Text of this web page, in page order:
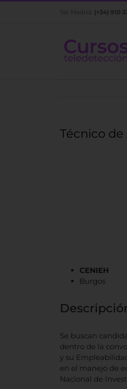
Saltar
Tel. Madrid: (+34) 910
Técnico de
CENIEH
Burgos
Se buscan
dentro de la
y su
en el manejo de
Nacional de